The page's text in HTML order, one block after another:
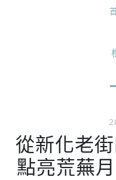
從新化老
點亮荒蕪